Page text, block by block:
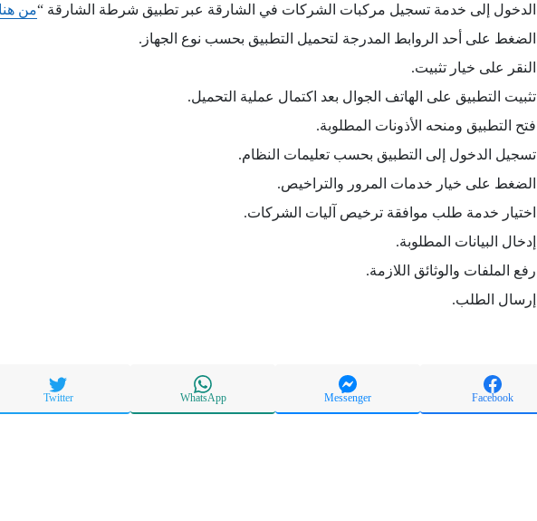
الدخول إلى خدمة تسجيل مركبات الشركات في الشارقة عبر تطبيق شرطة الشارقة “من
الضغط على أحد الروابط المدرجة لتحميل التطبيق بحسب نوع الجهاز.
النقر على خيار تثبيت.
تثبيت التطبيق على الهاتف الجوال بعد اكتمال عملية التحميل.
فتح التطبيق ومنحه الأذونات المطلوبة.
تسجيل الدخول إلى التطبيق بحسب تعليمات النظام.
الضغط على خيار خدمات المرور والتراخيص.
اختيار خدمة طلب موافقة ترخيص آليات الشركات.
إدخال البيانات المطلوبة.
رفع الملفات والوثائق اللازمة.
إرسال الطلب.
Facebook
Messenger
WhatsApp
Twitter